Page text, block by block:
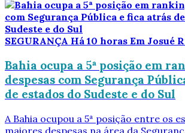
SEGURANÇA Há 10 horas Em Josué
Bahia ocupa a 5ª posição em
despesas com Segurança
de estados do Sudeste e do Sul
A Bahia ocupou a 5ª posição entre os
maiores despesas na área da